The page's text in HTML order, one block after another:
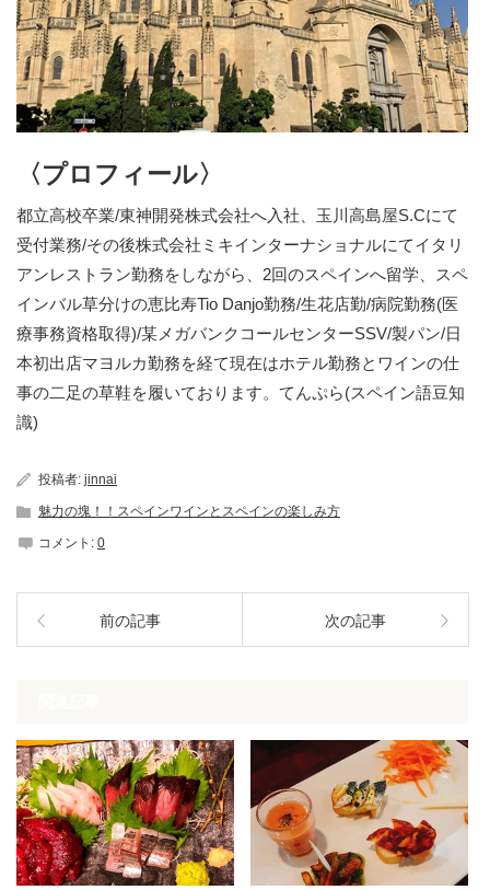
〈プロフィール〉
都立高校卒業/東神開発株式会社へ入社、玉川高島屋S.Cにて
受付業務/その後株式会社ミキインターナショナルにてイタリ
アンレストラン勤務をしながら、2回のスペインへ留学、スペ
インバル草分けの恵比寿Tio Danjo勤務/生花店勤/病院勤務(医
療事務資格取得)/某メガバンクコールセンターSSV/製パン/日
本初出店マヨルカ勤務を経て現在はホテル勤務とワインの仕
事の二足の草鞋を履いております。てんぷら(スペイン語豆知
識)
投稿者: jinnai
魅力の塊！！スペインワインとスペインの楽しみ方
コメント: 0
前の記事 次の記事